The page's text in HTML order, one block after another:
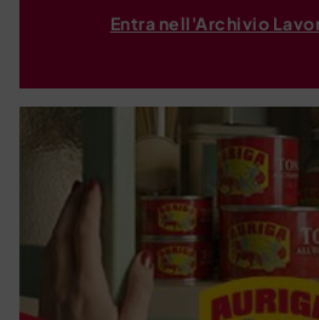
Entra nell'Archivio